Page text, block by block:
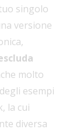
singolo
versione
molto
esempi
la cui
diversa